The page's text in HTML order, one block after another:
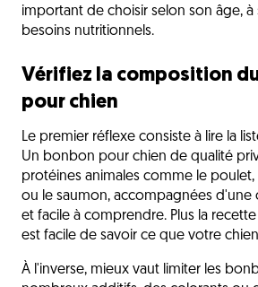
important de choisir selon son âge, à
besoins nutritionnels.
Vérifiez la composition
pour chien
Le premier réflexe consiste à lire la
Un bonbon pour chien de qualité
protéines animales comme le
ou le saumon, accompagnées
et facile à comprendre. Plus la
est facile de savoir ce que votre
À l'inverse, mieux vaut limiter les